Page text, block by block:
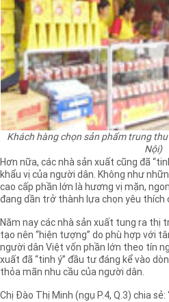
Khách hàng chọn sản phẩm trung
Nội)
Hơn nữa, các nhà sản xuất cũng đã
khẩu vị của người dân. Không như
cao cấp phần lớn là hương vị mặn,
đang dần trở thành lựa chọn yêu thích
Năm nay các nhà sản xuất tung ra thị
tạo nên “hiện tượng” do phù hợp với
người dân Việt vốn phần lớn theo tín
xuất đã “tinh ý” đầu tư đáng kể vào
thỏa mãn nhu cầu của người dân.
Chị Đào Thị Minh (ngụ P.4, Q.3) chia